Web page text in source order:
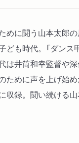
めに闘う山本太郎
も時代。「ダンス
は井筒和幸監督や
ために声を上げ始
収録。闘い続ける